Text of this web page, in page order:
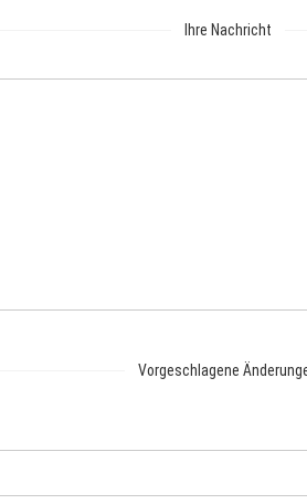
Ihre Nachricht
Vorgeschlagene